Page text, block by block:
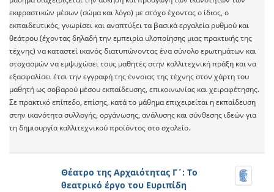
εκφραστικών μέσων (σώμα και λόγο) με στόχο έχοντας ο ίδιος, ο
εκπαιδευτικός, γνωρίσει και αναπτύξει τα βασικά εργαλεία ρυθμού και
θεάτρου (έχοντας δηλαδή την εμπειρία υλοποίησης μιας πρακτικής της
τέχνης) να καταστεί ικανός διατυπώνοντας ένα σύνολο ερωτημάτων και
στοχασμών να εμψυχώσει τους μαθητές στην καλλιτεχνική πράξη και να
εξασφαλίσει έτσι την εγγραφή της έννοιας της τέχνης στον χάρτη του
μαθητή ως σοβαρού μέσου εκπαίδευσης, επικοινωνίας και χειραφέτησης.
Σε πρακτικό επίπεδο, επίσης, κατά το μάθημα επιχειρείται η εκπαίδευση
στην ικανότητα συλλογής, οργάνωσης, ανάλυσης και σύνθεσης ιδεών για
τη δημιουργία καλλιτεχνικού προϊόντος στο σχολείο.
Θέατρο της Αρχαιότητας Γ΄: Το
θεατρικό έργο του Ευριπίδη